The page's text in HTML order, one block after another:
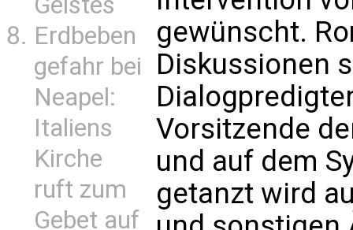
Erdbeben
gefahr bei
Neapel:
Italiens
Kirche
ruft zum
Gebet auf
gewünscht.
Diskussionen
Vorsitzende
und auf dem
getanzt wird